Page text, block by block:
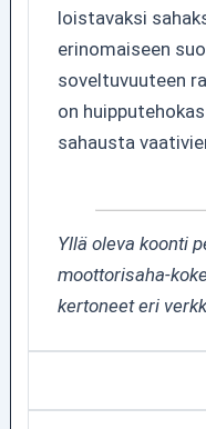
loistavaksi
erinomaiseen
soveltuvuuteen
on
sahausta
Yllä oleva koonti
moottorisaha-
kertoneet eri